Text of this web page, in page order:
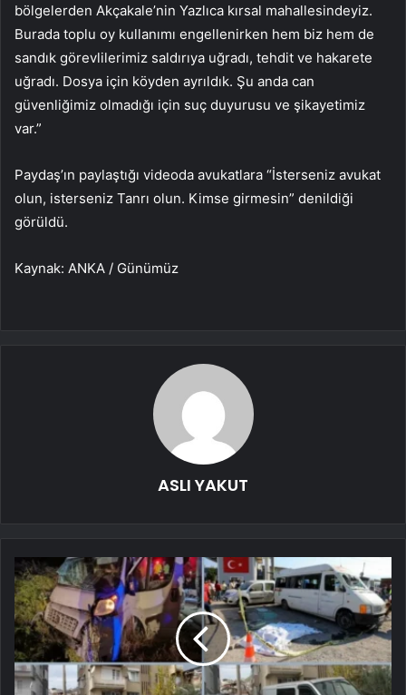
bölgelerden Akçakale’nin Yazlıca kırsal mahallesindeyiz.
Burada toplu oy kullanımı engellenirken hem biz hem de
sandık görevlilerimiz saldırıya uğradı, tehdit ve hakarete
uğradı. Dosya için köyden ayrıldık. Şu anda can
güvenliğimiz olmadığı için suç duyurusu ve şikayetimiz
var.”
Paydaş’ın paylaştığı videoda avukatlara “İsterseniz avukat
olun, isterseniz Tanrı olun. Kimse girmesin” denildiği
görüldü.
Kaynak: ANKA / Günümüz
ASLI YAKUT